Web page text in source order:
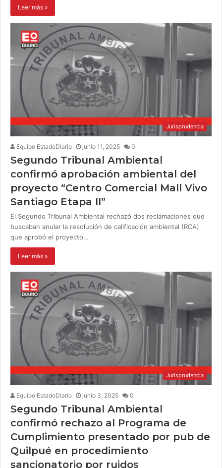
Leer más »
Jurisprudencia
Equipo EstadoDiario junio 11, 2025 0
Segundo Tribunal Ambiental
confirmó aprobación ambiental del
proyecto “Centro Comercial Mall Vivo
Santiago Etapa II”
El Segundo Tribunal Ambiental rechazó dos reclamaciones que
buscaban anular la resolución de calificación ambiental (RCA)
que aprobó el proyecto…
Leer más »
Jurisprudencia
Equipo EstadoDiario junio 3, 2025 0
Segundo Tribunal Ambiental
confirmó rechazo al Programa de
Cumplimiento presentado por pub de
Quilpué en procedimiento
sancionatorio por ruidos